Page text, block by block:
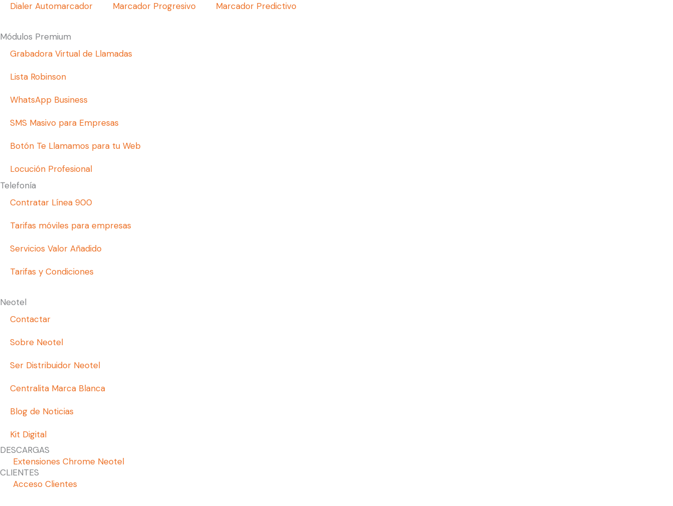
Dialer Automarcador Marcador Progresivo Marcador Predictivo
Módulos Premium
Grabadora Virtual de Llamadas
Lista Robinson
WhatsApp Business
SMS Masivo para Empresas
Botón Te Llamamos para tu Web
Locución Profesional
Telefonía
Contratar Línea 900
Tarifas móviles para empresas
Servicios Valor Añadido
Tarifas y Condiciones
Neotel
Contactar
Sobre Neotel
Ser Distribuidor Neotel
Centralita Marca Blanca
Blog de Noticias
Kit Digital
DESCARGAS
Extensiones Chrome Neotel
CLIENTES
Acceso Clientes